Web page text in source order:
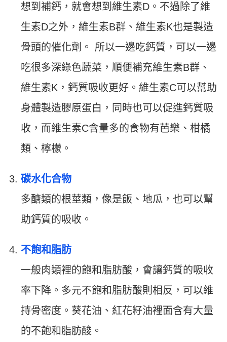
想到補鈣，就會想到維生素D。不過除了維
生素D之外，維生素B群、維生素K也是製造
骨頭的催化劑。 所以一邊吃鈣質，可以一邊
吃很多深綠色蔬菜，順便補充維生素B群、
維生素K，鈣質吸收更好。維生素C可以幫助
身體製造膠原蛋白，同時也可以促進鈣質吸
收，而維生素C含量多的食物有芭樂、柑橘
類、檸檬。
碳水化合物
多醣類的根莖類，像是飯、地瓜，也可以幫
助鈣質的吸收。
不飽和脂肪
一般肉類裡的飽和脂肪酸，會讓鈣質的吸收
率下降。多元不飽和脂肪酸則相反，可以維
持骨密度。葵花油、紅花籽油裡面含有大量
的不飽和脂肪酸。